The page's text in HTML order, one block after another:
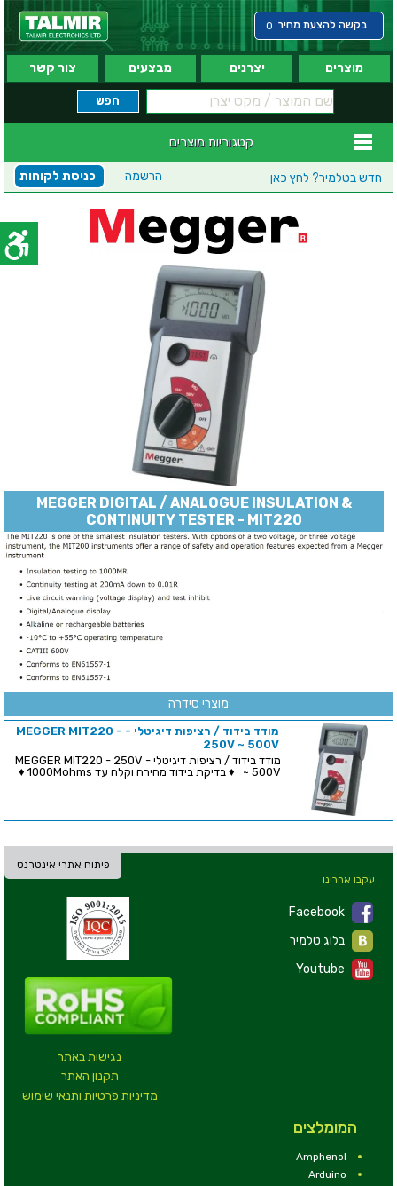
בקשה להצעת מחיר 0
מוצרים יצרנים מבצעים צור קשר
קטגוריות מוצרים
חדש בטלמיר? לחץ כאן כניסת לקוחות הרשמה
MEGGER DIGITAL / ANALOGUE INSULATION &
CONTINUITY TESTER - MIT220
מוצרי סידרה
מודד בידוד / רציפות דיגיטלי - MEGGER MIT220 -
250V ~ 500V
מודד בידוד / רציפות דיגיטלי - MEGGER MIT220 - 250V
~ 500V ♦ בדיקת בידוד מהירה וקלה עד 1000Mohms ♦
פיתוח אתרי אינטרנט
נגישות באתר
תקנון האתר
מדיניות פרטיות ותנאי שימוש
עקבו אחרינו
Facebook
Youtube
המומלצים
Amphenol
Arduino